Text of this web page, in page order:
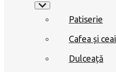
Patiserie
Cafea și ceai
Dulceață